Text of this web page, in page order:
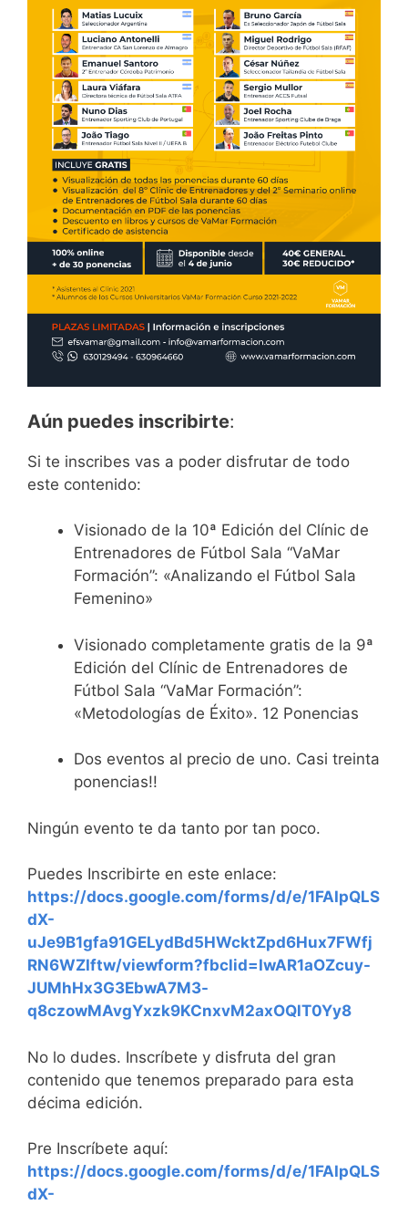
Aún puedes inscribirte:
Si te inscribes vas a poder disfrutar de todo
este contenido:
Visionado de la 10ª Edición del Clínic de
Entrenadores de Fútbol Sala “VaMar
Formación”: «Analizando el Fútbol Sala
Femenino»
Visionado completamente gratis de la 9ª
Edición del Clínic de Entrenadores de
Fútbol Sala “VaMar Formación”:
«Metodologías de Éxito». 12 Ponencias
Dos eventos al precio de uno. Casi treinta
ponencias!!
Ningún evento te da tanto por tan poco.
Puedes Inscribirte en este enlace:
https://docs.google.com/forms/d/e/1FAIpQLS
dX-
uJe9B1gfa91GELydBd5HWcktZpd6Hux7FWfj
RN6WZIftw/viewform?fbclid=IwAR1aOZcuy-
JUMhHx3G3EbwA7M3-
q8czowMAvgYxzk9KCnxvM2axOQlT0Yy8
No lo dudes. Inscríbete y disfruta del gran
contenido que tenemos preparado para esta
décima edición.
Pre Inscríbete aquí:
https://docs.google.com/forms/d/e/1FAIpQLS
dX-